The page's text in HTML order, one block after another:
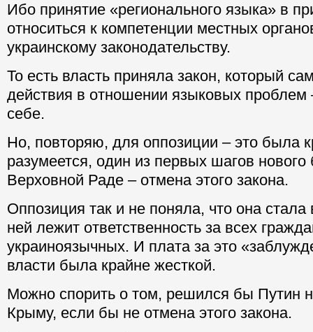
Ибо принятие «регионального языка» в
относиться к компетенции местных
украинскому законодательству.
То есть власть приняла закон, который
действия в отношении языковых
себе.
Но, повторяю, для оппозиции – это была
разумеется, один из первых шагов
Верховной Раде – отмена этого закона.
Оппозиция так и не поняла, что она стала
ней лежит ответственность за всех
украиноязычных. И плата за это
власти была крайне жесткой.
Можно спорить о том, решился бы Путин
Крыму, если бы не отмена этого закона.